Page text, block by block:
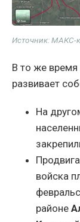
Источник: МАКС-
В то же
развивает
На
войска
районе